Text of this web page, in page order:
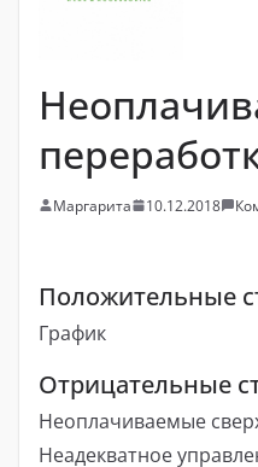
Маргарита 10.12.2018
Положительные
График
Отрицательные
Неоплачиваемые
Неадекватное